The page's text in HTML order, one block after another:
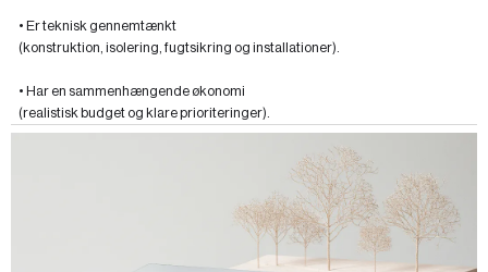
• Er teknisk gennemtænkt
(konstruktion, isolering, fugtsikring og installationer).
• Har en sammenhængende økonomi
(realistisk budget og klare prioriteringer).